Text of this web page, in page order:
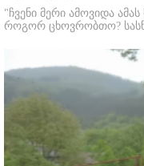
"ჩვენი მერი ამოვიდა
როგორ ცხოვრობთო?